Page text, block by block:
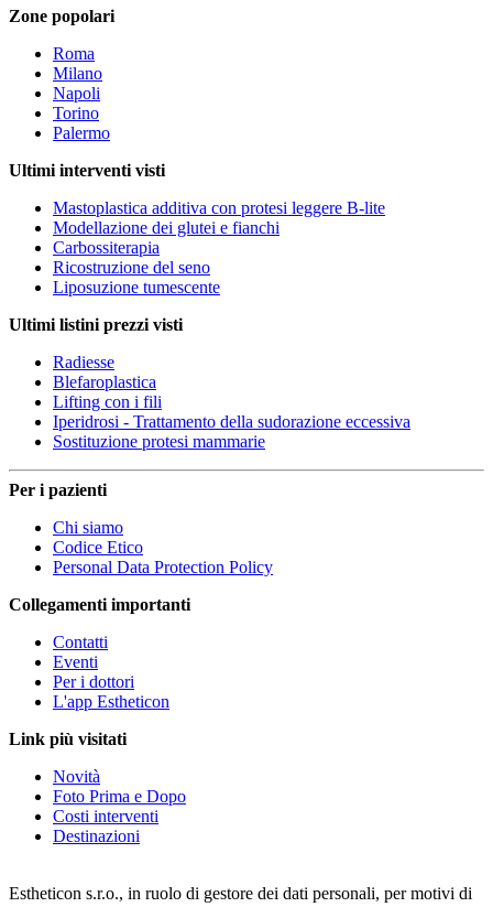
Zone popolari
Roma
Milano
Napoli
Torino
Palermo
Ultimi interventi visti
Mastoplastica additiva con protesi leggere B-lite
Modellazione dei glutei e fianchi
Carbossiterapia
Ricostruzione del seno
Liposuzione tumescente
Ultimi listini prezzi visti
Radiesse
Blefaroplastica
Lifting con i fili
Iperidrosi - Trattamento della sudorazione eccessiva
Sostituzione protesi mammarie
Per i pazienti
Chi siamo
Codice Etico
Personal Data Protection Policy
Collegamenti importanti
Contatti
Eventi
Per i dottori
L'app Estheticon
Link più visitati
Novità
Foto Prima e Dopo
Costi interventi
Destinazioni
Estheticon s.r.o., in ruolo di gestore dei dati personali, per motivi di